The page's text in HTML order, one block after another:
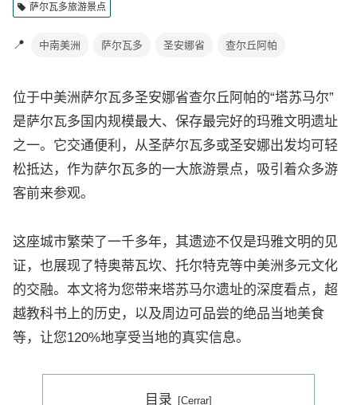
萨尔瓦多旅游景点
📍 中南美洲 萨尔瓦多 圣安娜省 查尔丘阿帕
位于中美洲萨尔瓦多圣安娜省查尔丘阿帕的“塔苏马尔”
是萨尔瓦多国内规模最大、保存最完好的玛雅文明遗址
之一。它交通便利，从圣萨尔瓦多或圣安娜出发均可轻
松抵达，作为萨尔瓦多的一大旅游景点，吸引着众多游
客前来参观。
这座城市繁荣了一千多年，其遗迹不仅是玛雅文明的见
证，也展现了特奥蒂瓦坎、托尔特克等中美洲多元文化
的交融。本文将为您带来塔苏马尔遗址的深度看点，超
越教科书上的历史，以及周边可品尝的绝品当地美食
等，让您120%地享受当地的真实信息。
目录